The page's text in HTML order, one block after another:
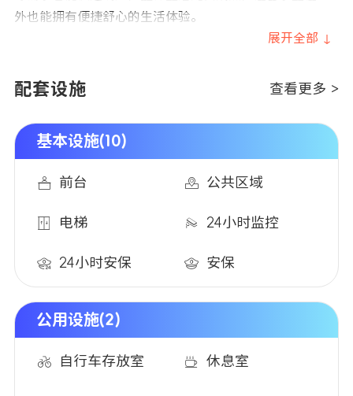
外也能拥有便捷舒心的生活体验。
展开全部 ↓
配套设施 查看更多 >
基本设施(10)
前台 公共区域
电梯 24小时监控
24小时安保 安保
公用设施(2)
自行车存放室 休息室